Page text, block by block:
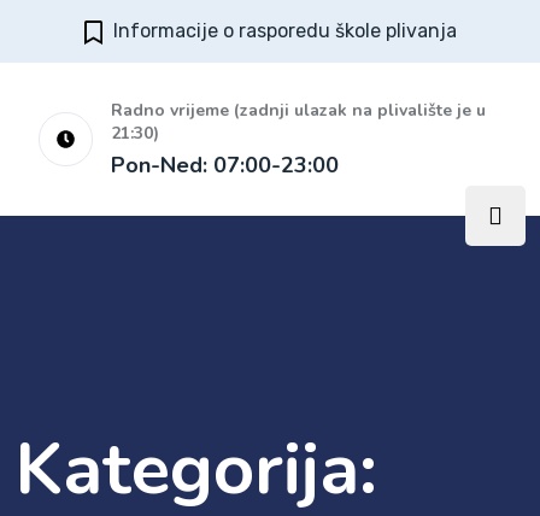
Informacije o rasporedu škole plivanja
Radno vrijeme (zadnji ulazak na plivalište je u
21:30)
Pon-Ned: 07:00-23:00
Kategorija: